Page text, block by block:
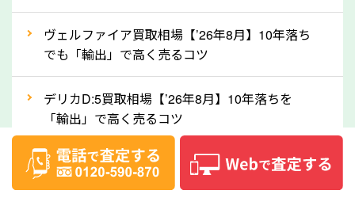
ずに埼玉県の「ソコカラ」にご相談ください。古い車
でも高価買取が可能なケースは珍しくないため、まず
はWebで簡単にできる無料査定をお試しください。
実績」で確認できます。
⑤車内の簡単な清掃で買取価格アップも！
しばらく乗っていない車は、車内のシートや座席の下
が汚れていることも多いです。シミや汚れが付着して
ヴェルファイア買取相場【’26年8月】10年落ち
でも「輸出」で高く売るコツ
デリカD:5買取相場【’26年8月】10年落ちを
「輸出」で高く売るコツ
【2026年8月】車査定は個人情報なし・電話な
し！登録不要で相場がわかるシミュレーション